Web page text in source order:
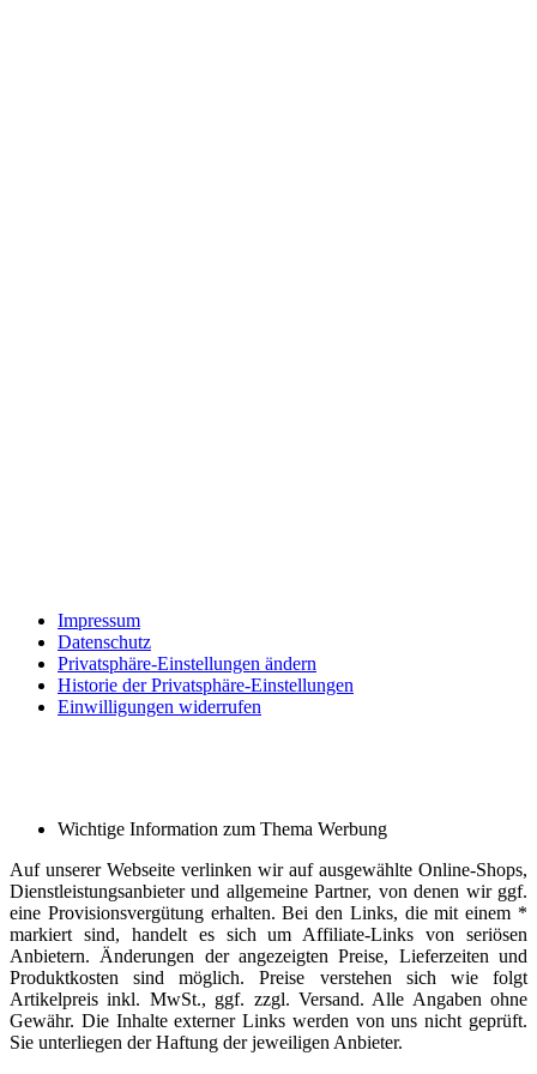
Impressum
Datenschutz
Privatsphäre-Einstellungen ändern
Historie der Privatsphäre-Einstellungen
Einwilligungen widerrufen
Wichtige Information zum Thema Werbung
Auf unserer Webseite verlinken wir auf ausgewählte Online-Shops,
Dienstleistungsanbieter und allgemeine Partner, von denen wir ggf.
eine Provisionsvergütung erhalten. Bei den Links, die mit einem *
markiert sind, handelt es sich um Affiliate-Links von seriösen
Anbietern. Änderungen der angezeigten Preise, Lieferzeiten und
Produktkosten sind möglich. Preise verstehen sich wie folgt
Artikelpreis inkl. MwSt., ggf. zzgl. Versand. Alle Angaben ohne
Gewähr. Die Inhalte externer Links werden von uns nicht geprüft.
Sie unterliegen der Haftung der jeweiligen Anbieter.